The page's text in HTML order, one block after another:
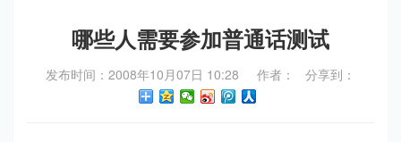
哪些人需要参加普通话测试
发布时间：2008年10月07日 10:28 作者： 分享到：